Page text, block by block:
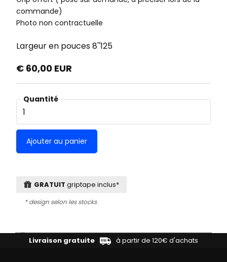
commande)
Photo non contractuelle
Largeur en pouces8''125
€ 60,00 EUR
Quantité
GRATUIT griptape inclus*
* design selon les stocks
Livraison gratuite à partir de 120€ d'achats